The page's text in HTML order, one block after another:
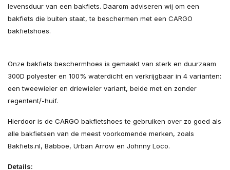
levensduur van een bakfiets. Daarom adviseren wij om een
bakfiets die buiten staat, te beschermen met een CARGO
bakfietshoes.
Onze bakfiets beschermhoes is gemaakt van sterk en duurzaam
300D polyester en 100% waterdicht en verkrijgbaar in 4 varianten:
een tweewieler en driewieler variant, beide met en zonder
regentent/-huif.
Hierdoor is de CARGO bakfietshoes te gebruiken over zo goed als
alle bakfietsen van de meest voorkomende merken, zoals
Bakfiets.nl, Babboe, Urban Arrow en Johnny Loco.
Details: